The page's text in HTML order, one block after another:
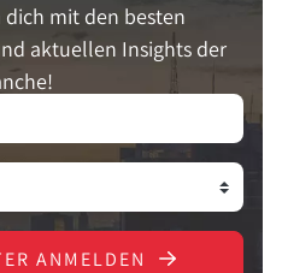
mit den besten
aktuellen Insights der
ANMELDEN